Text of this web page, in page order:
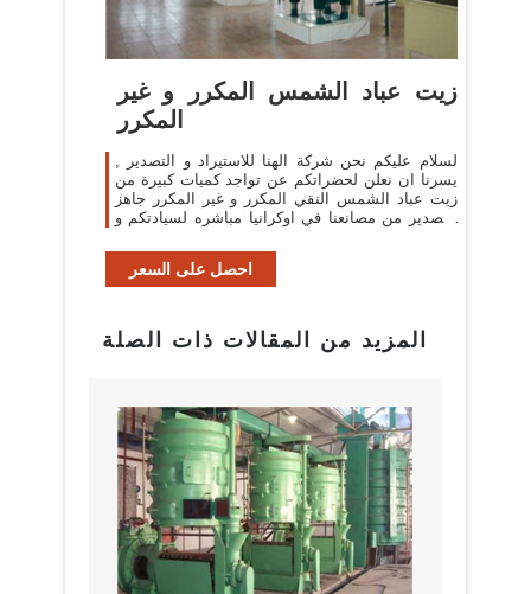
زيت عباد الشمس المكرر و غير
المكرر
لسلام عليكم نحن شركة الهنا للاستيراد و التصدير ,
يسرنا ان نعلن لحضراتكم عن تواجد كميات كبيرة من
زيت عباد الشمس النقي المكرر و غير المكرر جاهز
للتصدير من مصانعنا في اوكرانيا مباشره لسيادتكم و
احصل على السعر
المزيد من المقالات ذات الصلة